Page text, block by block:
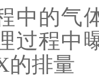
中的气
过程中
的排量